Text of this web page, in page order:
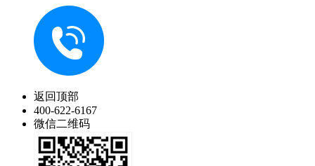
返回顶部
400-622-6167
微信二维码